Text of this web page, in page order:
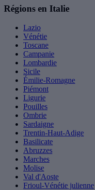
Régions en Italie
Lazio
Vénétie
Toscane
Campanie
Lombardie
Sicile
Émilie-Romagne
Piémont
Ligurie
Pouilles
Ombrie
Sardaigne
Trentin-Haut-Adige
Basilicate
Abruzzes
Marches
Molise
Val d'Aoste
Frioul-Vénétie julienne